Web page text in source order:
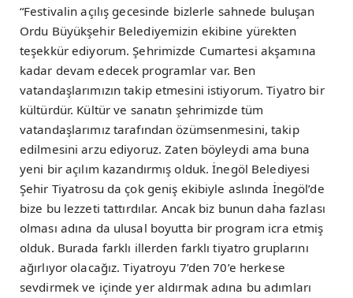
“Festivalin açılış gecesinde bizlerle sahnede buluşan
Ordu Büyükşehir Belediyemizin ekibine yürekten
teşekkür ediyorum. Şehrimizde Cumartesi akşamına
kadar devam edecek programlar var. Ben
vatandaşlarımızın takip etmesini istiyorum. Tiyatro bir
kültürdür. Kültür ve sanatın şehrimizde tüm
vatandaşlarımız tarafından özümsenmesini, takip
edilmesini arzu ediyoruz. Zaten böyleydi ama buna
yeni bir açılım kazandırmış olduk. İnegöl Belediyesi
Şehir Tiyatrosu da çok geniş ekibiyle aslında İnegöl’de
bize bu lezzeti tattırdılar. Ancak biz bunun daha fazlası
olması adına da ulusal boyutta bir program icra etmiş
olduk. Burada farklı illerden farklı tiyatro gruplarını
ağırlıyor olacağız. Tiyatroyu 7’den 70’e herkese
sevdirmek ve içinde yer aldırmak adına bu adımları